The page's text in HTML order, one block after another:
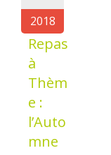
2018
Repas
à
Thèm
e :
l’Auto
mne